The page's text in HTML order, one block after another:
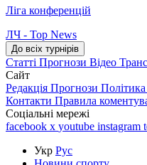
Ліга конференцій
ЛЧ - Top News
До всіх турнірів
Статті Прогнози Відео
Сайт
Редакція Прогнози Політика
Контакти Правила
Соціальні мережі
facebook x youtube instagram
Укр Рус